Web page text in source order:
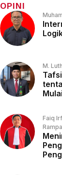
OPINI
M.
Faiq